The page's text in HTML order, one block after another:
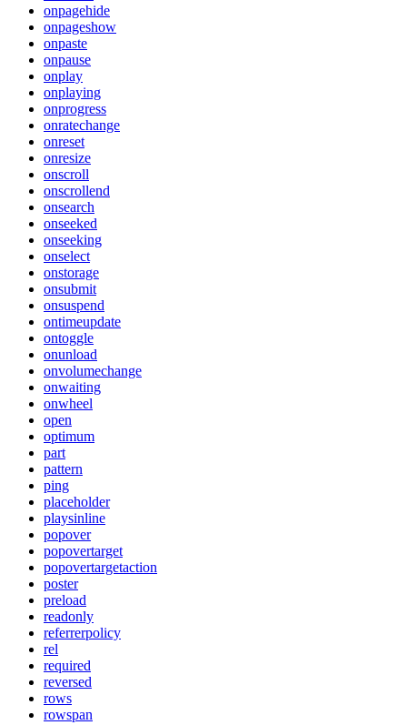
onpagehide
onpageshow
onpaste
onpause
onplay
onplaying
onprogress
onratechange
onreset
onresize
onscroll
onscrollend
onsearch
onseeked
onseeking
onselect
onstorage
onsubmit
onsuspend
ontimeupdate
ontoggle
onunload
onvolumechange
onwaiting
onwheel
open
optimum
part
pattern
ping
placeholder
playsinline
popover
popovertarget
popovertargetaction
poster
preload
readonly
referrerpolicy
rel
required
reversed
rows
rowspan